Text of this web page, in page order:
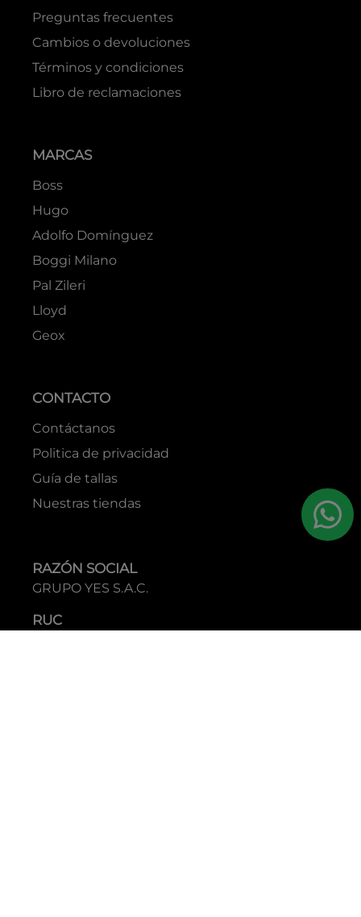
Preguntas frecuentes
Cambios o devoluciones
Términos y condiciones
Libro de reclamaciones
MARCAS
Boss
Hugo
Adolfo Domínguez
Boggi Milano
Pal Zileri
Lloyd
Geox
CONTACTO
Contáctanos
Politica de privacidad
Guía de tallas
Nuestras tiendas
RAZÓN SOCIAL
GRUPO YES S.A.C.
RUC